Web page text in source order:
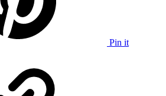
Pin it